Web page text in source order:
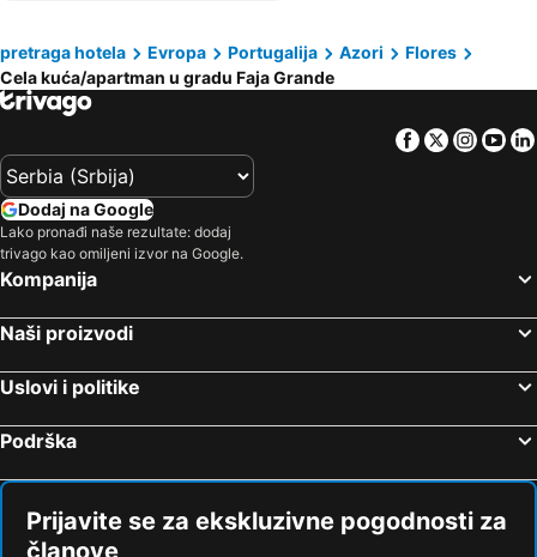
pretraga hotela Evropa Portugalija Azori
Flores
Cela kuća/apartman u gradu Faja Grande
Facebook
Twitter
Dodaj na Google
Lako pronađi naše rezultate: dodaj
trivago kao omiljeni izvor na Google.
Kompanija
Naši proizvodi
Uslovi i politike
Podrška
Prijavite se za ekskluzivne pogodnosti za
članove